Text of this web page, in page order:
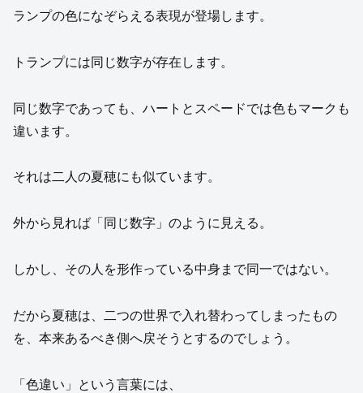
ランプの色になぞらえる表現が登場します。
トランプには同じ数字が存在します。
同じ数字であっても、ハートとスペードでは色もマークも
違います。
それは二人の夏穂にも似ています。
外から見れば「同じ数字」のように見える。
しかし、その人を形作っている中身まで同一ではない。
だから夏穂は、二つの世界で入れ替わってしまったもの
を、本来あるべき側へ戻そうとするのでしょう。
「色違い」という言葉には、